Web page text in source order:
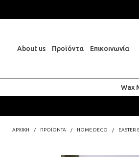
About us Προϊόντα Επικοινωνία
Wax
ΑΡΧΙΚΗ ΠΡΟΪΌΝΤΑ HOME DECO EASTER